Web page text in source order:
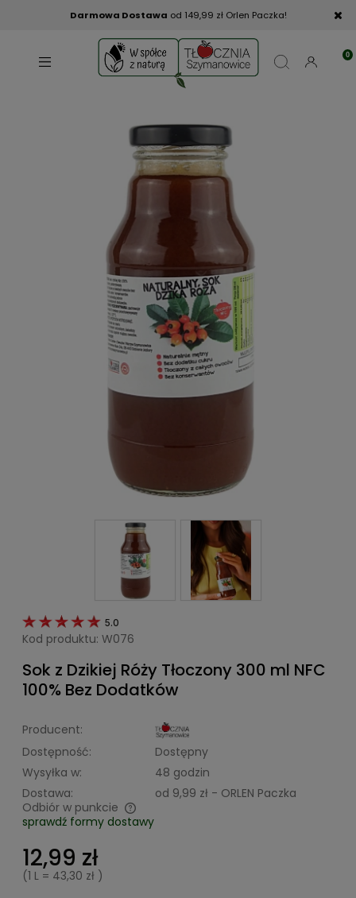
Darmowa Dostawa od 149,99 zł Orlen Paczka!
5.0
Kod produktu: W076
Sok z Dzikiej Róży Tłoczony 300 ml NFC
100% Bez Dodatków
Producent:
Dostępność:
Dostępny
Wysyłka w:
48 godzin
Dostawa:
od 9,99 zł - ORLEN Paczka
Odbiór w punkcie
Cena nie zawiera ewentualnych kosztów płatności
sprawdź formy dostawy
12,99 zł
(1 L = 43,30 zł )